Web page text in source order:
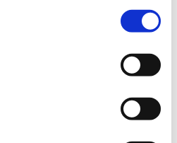
(see the browser console for more